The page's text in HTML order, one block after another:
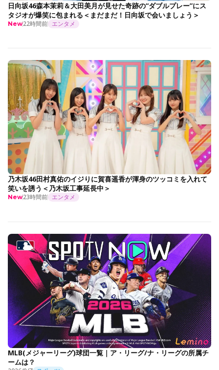
日向坂46森本茉莉＆大田美月が見せた奇跡の“ダブルプレー”にス
タジオが爆笑に包まれる＜まだまだ！日向坂で会いましょう＞
New22時間前 エンタメ
乃木坂46田村真佑のイジりに賀喜遥香が渾身のツッコミを入れて
笑いを誘う＜乃木坂工事延長中＞
New23時間前 エンタメ
MLB(メジャーリーグ)球団一覧｜ア・リーグ/ナ・リーグの所属チ
ームは？